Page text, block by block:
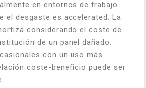
en entornos de trabajo
el desgaste es accelerated. La
considerando el coste de
de un panel dañado.
con un uso más
coste-beneficio puede ser